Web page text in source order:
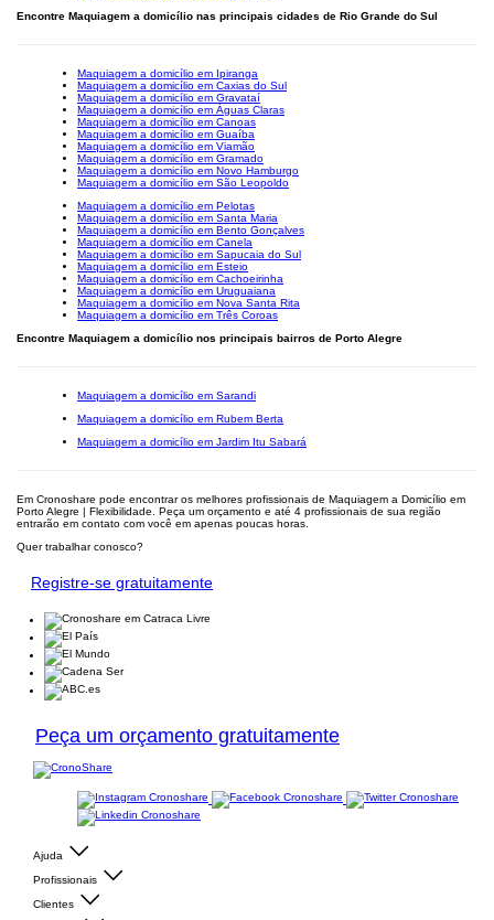
Encontre Maquiagem a domicílio nas principais cidades de Rio Grande do Sul
Maquiagem a domicílio em Ipiranga
Maquiagem a domicílio em Caxias do Sul
Maquiagem a domicílio em Gravataí
Maquiagem a domicílio em Águas Claras
Maquiagem a domicílio em Canoas
Maquiagem a domicílio em Guaíba
Maquiagem a domicílio em Viamão
Maquiagem a domicílio em Gramado
Maquiagem a domicílio em Novo Hamburgo
Maquiagem a domicílio em São Leopoldo
Maquiagem a domicílio em Pelotas
Maquiagem a domicílio em Santa Maria
Maquiagem a domicílio em Bento Gonçalves
Maquiagem a domicílio em Canela
Maquiagem a domicílio em Sapucaia do Sul
Maquiagem a domicílio em Esteio
Maquiagem a domicílio em Cachoeirinha
Maquiagem a domicílio em Uruguaiana
Maquiagem a domicílio em Nova Santa Rita
Maquiagem a domicílio em Três Coroas
Encontre Maquiagem a domicílio nos principais bairros de Porto Alegre
Maquiagem a domicílio em Sarandi
Maquiagem a domicílio em Rubem Berta
Maquiagem a domicílio em Jardim Itu Sabará
Em Cronoshare pode encontrar os melhores profissionais de Maquiagem a Domicílio em
Porto Alegre | Flexibilidade. Peça um orçamento e até 4 profissionais de sua região
entrarão em contato com você em apenas poucas horas.
Quer trabalhar conosco?
Registre-se gratuitamente
Peça um orçamento gratuitamente
Ajuda
Profissionais
Clientes